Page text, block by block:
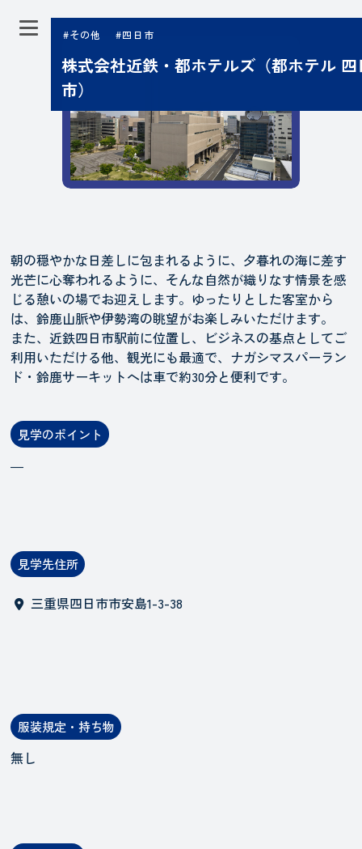
#その他 #四日市
株式会社近鉄・都ホテルズ（都ホテル 四
市）
朝の穏やかな日差しに包まれるように、夕暮れの海に差す
光芒に心奪われるように、そんな自然が織りなす情景を感
じる憩いの場でお迎えします。ゆったりとした客室から
は、鈴鹿山脈や伊勢湾の眺望がお楽しみいただけます。
また、近鉄四日市駅前に位置し、ビジネスの基点としてご
利用いただける他、観光にも最適で、ナガシマスパーラン
ド・鈴鹿サーキットへは車で約30分と便利です。
見学のポイント
―
見学先住所
三重県四日市市安島1-3-38
服装規定・持ち物
無し